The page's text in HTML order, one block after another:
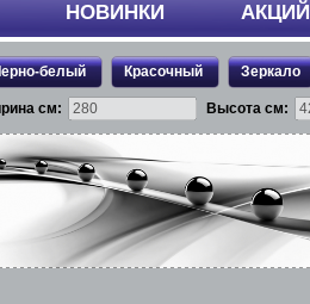
НОВИНКИ АКЦИЙ
белый Красочный Зеркало
см: Высота см: